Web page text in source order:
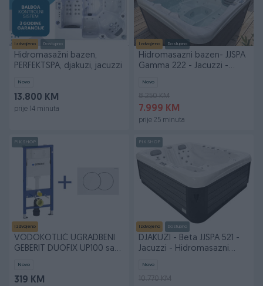
Izdvojeno Dostupno
Hidromasažni bazen,
PERFEKTSPA, djakuzi, jacuzzi
Novo
13.800 KM
prije 14 minuta
Izdvojeno Dostupno
Hidromasazni bazen- JJSPA
Gamma 222 - Jacuzzi -
Novo
8.250 KM
7.999 KM
prije 25 minuta
PIK SHOP
Izdvojeno
VODOKOTLIĆ UGRADBENI
GEBERIT DUOFIX UP100 sa
Novo
319 KM
PIK SHOP
Izdvojeno Dostupno
DJAKUZI - Beta JJSPA 521 -
Jacuzzi - Hidromasazni
Novo
10.770 KM